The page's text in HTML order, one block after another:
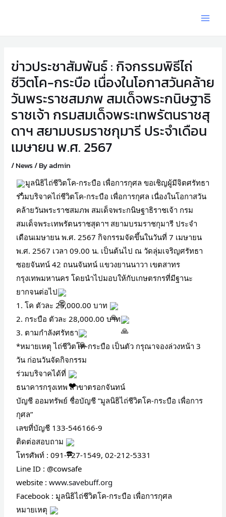
ข่าวประชาสัมพันธ์ : กิจกรรมพิธีไถ่
ชีวิตโค-กระบือ เนื่องในโอกาสวันคล้าย
วันพระราชสมภพ สมเด็จพระกนิษฐาธิ
ราชเจ้า กรมสมเด็จพระเทพรัตนราชสุ
ดาฯ สยามบรมราชกุมารี ประจำเดือน
เมษายน พ.ศ. 2567
/News/ Byadmin
มูลนิธิไถ่ชีวิตโค-กระบือ เพื่อการกุศล ขอเชิญผู้มีจิตศรัทธา
ร่วมบริจาคไถ่ชีวิตโค-กระบือ เพื่อการกุศล เนื่องในโอกาสวัน
คล้ายวันพระราชสมภพ สมเด็จพระกนิษฐาธิราชเจ้า กรม
สมเด็จพระเทพรัตนราชสุดาฯ สยามบรมราชกุมารี ประจำ
เดือนเมษายน พ.ศ. 2567 กิจกรรมจัดขึ้นในวันที่ 7 เมษายน
พ.ศ. 2567 เวลา 09.00 น. เป็นต้นไป ณ วัดลุ่มเจริญศรัทธา
ซอยจันทน์ 42 ถนนจันทน์ แขวงยานนาวา เขตสาทร
กรุงเทพมหานคร โดยนำไปมอบให้กับเกษตรกรที่มีฐานะ
ยากจนต่อไป
1. โค ตัวละ 25,000.00 บาท
2. กระบือ ตัวละ 28,000.00 บาท
3. ตามกำลังศรัทธา
*หมายเหตุ ไถ่ชีวิตโค-กระบือ เป็นตัว กรุณาจองล่วงหน้า 3
วัน ก่อนวันจัดกิจกรรม
ร่วมบริจาคได้ที่
ธนาคารกรุงเทพ สาขาตรอกจันทน์
บัญชี ออมทรัพย์ ชื่อบัญชี “มูลนิธิไถ่ชีวิตโค-กระบือ เพื่อการ
กุศล”
เลขที่บัญชี 133-546166-9
ติดต่อสอบถาม
โทรศัพท์ : 091-727-1549, 02-212-5331
Line ID : @cowsafe
website :www.savebuff.org
Facebook : มูลนิธิไถ่ชีวิตโค-กระบือ เพื่อการกุศล
หมายเหตุ